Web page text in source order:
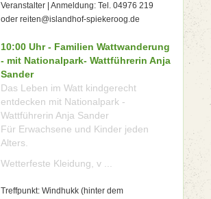
Veranstalter | Anmeldung: Tel. 04976 219
oder reiten@islandhof-spiekeroog.de
10:00 Uhr - Familien Wattwanderung
- mit Nationalpark- Wattführerin Anja
Sander
Das Leben im Watt kindgerecht
entdecken mit Nationalpark -
Wattführerin Anja Sander
Für Erwachsene und Kinder jeden
Alters.
Wetterfeste Kleidung, v ...
Treffpunkt: Windhukk (hinter dem